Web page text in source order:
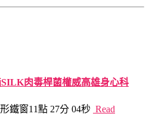
肉毒桿菌權威高雄身心科
鐵窗11點 27分 04秒 Read